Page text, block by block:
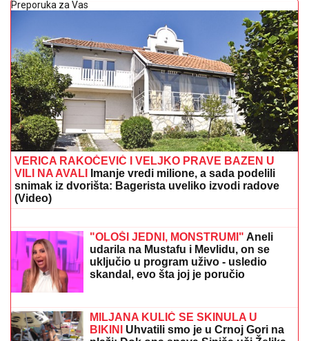
Preporuka za Vas
VERICA RAKOČEVIĆ I VELJKO PRAVE BAZEN U
VILI NA AVALI
Imanje vredi milione, a sada podelili
snimak iz dvorišta: Bagerista uveliko izvodi radove
(Video)
javno varala na njegove oči pa
POBEGLA IZ ZEMLJE: Kuća u kojoj je
živela je NAPUŠTENA, a evo šta su svi
odmah videli
uključio u program uživo - usledio
skandal, evo šta joj je poručio
Asminov otac